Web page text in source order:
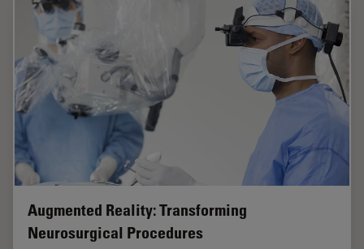
Augmented Reality: Transforming
Neurosurgical Procedures